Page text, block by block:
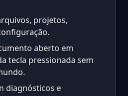
projetos,
aberto em
tecla pressionada sem
diagnósticos e